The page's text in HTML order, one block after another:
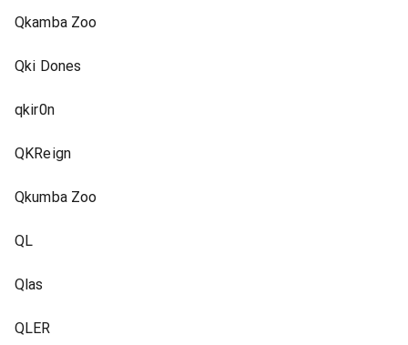
Qkamba Zoo
Qki Dones
qkir0n
QKReign
Qkumba Zoo
QL
Qlas
QLER